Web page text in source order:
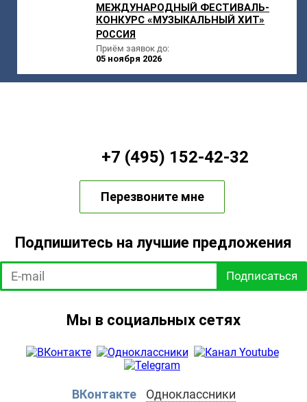
МЕЖДУНАРОДНЫЙ ФЕСТИВАЛЬ-
КОНКУРС «МУЗЫКАЛЬНЫЙ ХИТ»
РОССИЯ
Приём заявок до:
05 ноября 2026
+7 (495) 152-42-32
Перезвоните мне
Подпишитесь на лучшие предложения
Подписаться
Мы в социальных сетях
ВКонтакте Одноклассники